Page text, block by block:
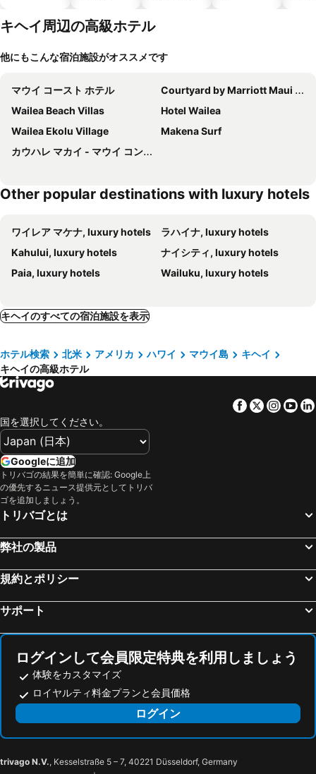
キヘイ周辺の高級ホテル
他にもこんな宿泊施設がオススメです
マウイ コースト ホテル
Courtyard by Marriott Maui Kahului Airport
Wailea Beach Villas
Hotel Wailea
Wailea Ekolu Village
Makena Surf
カウハレ マカイ - マウイ コンド & ホーム
Other popular destinations with luxury hotels
ワイレア マケナ, luxury hotels
ラハイナ, luxury hotels
Kahului, luxury hotels
ナイシティ, luxury hotels
Paia, luxury hotels
Wailuku, luxury hotels
キヘイのすべての宿泊施設を表示
ホテル検索 北米 アメリカ ハワイ マウイ島
キヘイ
キヘイの高級ホテル
Facebook
Twitter
国を選択してください。
Googleに追加
トリバゴの結果を簡単に確認: Google上
の優先するニュース提供元としてトリバ
ゴを追加しましょう。
トリバゴとは
弊社の製品
規約とポリシー
サポート
ログインして会員限定特典を利用しましょう
体験をカスタマイズ
ロイヤルティ料金プランと会員価格
ログイン
trivago N.V., Kesselstraße 5 – 7, 40221 Düsseldorf, Germany